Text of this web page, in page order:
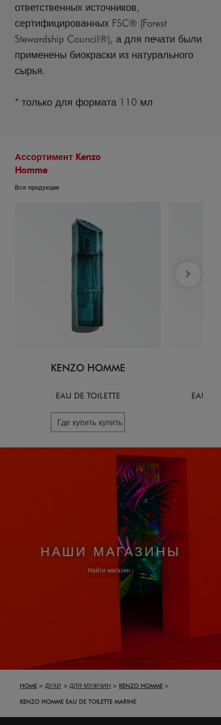
ответственных источников,
сертифицированных FSC® (Forest
Stewardship Council®), а для печати были
применены биокраски из натурального
сырья.
* только для формата 110 мл
Ассортимент Kenzo
Homme
Вся продукция
KENZO HOMME
EAU DE TOILETTE
Где купить купить
EAU
НАШИ МАГАЗИНЫ
Найти магазин
HOME ДУХИ ДЛЯ МУЖЧИН
KENZO HOMME
KENZO HOMME EAU DE TOILETTE MARINE